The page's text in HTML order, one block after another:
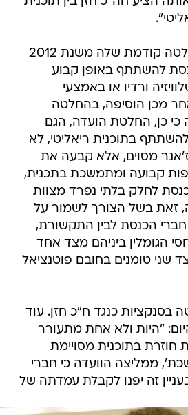
הוועדה ציטטה מהחלטה קודמת שלה משנת 2012
להשתתף באופן קבוע
ורדיו או באמצעי
מכן הוסיפה, בהחלטה
כן, החלטת הועדה, הגם
בתוכנית ריאליטי, לא
מסוים, אלא קבעה את
קבועה ומתמשכת בתכנית,
לחלק בלתי נפרד מצוות
זאת בשל הצורך לשמור על
חברי הכנסת לבין התקשורת,
הגומלין ביניהם מצד אחד
שני טומנים בחובם פוטנציאל
בסנקציות כנגד ח"כ חזן. עוד
"היות ולא אחת מתעורר
בתוכנית מסויימת
ממליצה הוועדה כי חברי
זה יפנו לקבלת עמדתה של